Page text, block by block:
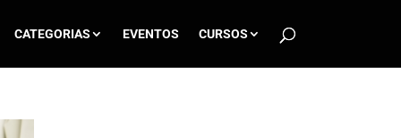
CATEGORIAS EVENTOS CURSOS